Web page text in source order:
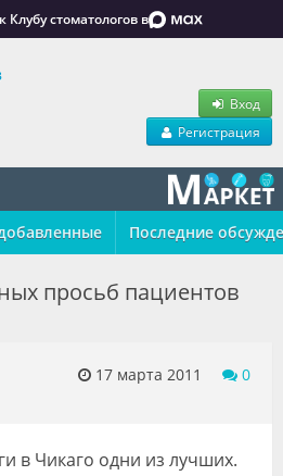
Клубу стоматологов в
Вход
Регистрация
Последние
просьб пациентов
17 марта 2011 0
в Чикаго одни из лучших.